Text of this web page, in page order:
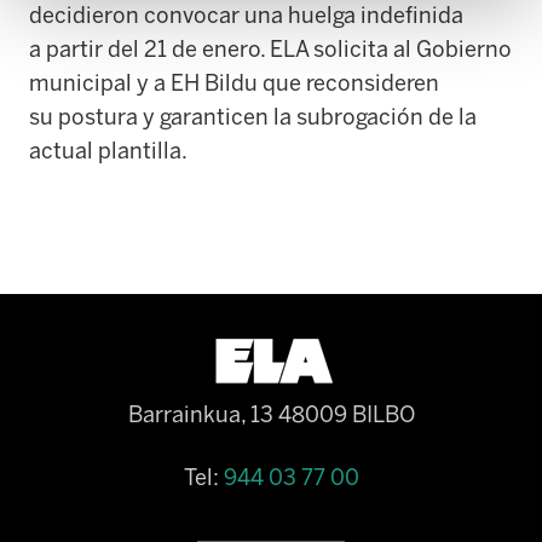
decidieron convocar una huelga indefinida
a partir del 21 de enero. ELA solicita al Gobierno
municipal y a EH Bildu que reconsideren
su postura y garanticen la subrogación de la
actual plantilla.
Barrainkua, 13 48009 BILBO
Tel: 944 03 77 00